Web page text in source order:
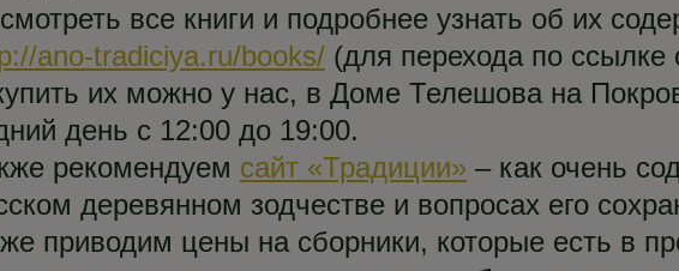
все книги и подробнее узнать об их
ano-tradiciya.ru/books/ (для перехода по ссылке
их можно у нас, в Доме Телешова на
день с 12:00 до 19:00.
рекомендуем сайт «Традиции» – как очень
деревянном зодчестве и вопросах его
приводим цены на сборники, которые есть в